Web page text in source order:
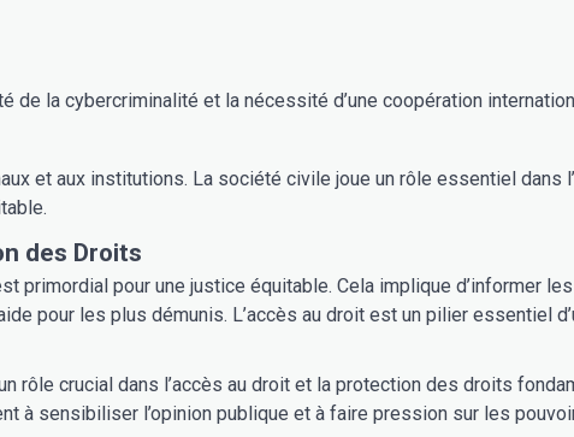
de la cybercriminalité et la nécessité d’une coopération
et aux institutions. La société civile joue un rôle essentiel dans
des Droits
primordial pour une justice équitable. Cela implique d’informer
pour les plus démunis. L’accès au droit est un pilier essentiel
rôle crucial dans l’accès au droit et la protection des droits
à sensibiliser l’opinion publique et à faire pression sur les